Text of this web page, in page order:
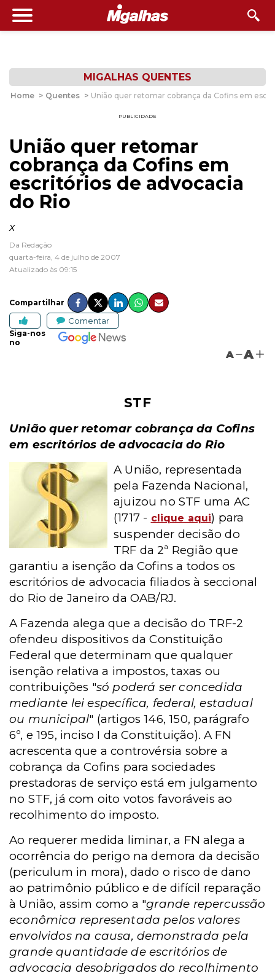
MIGALHAS QUENTES
Home > Quentes > União quer retomar cobrança da Cofins em
PUBLICIDADE
União quer retomar
cobrança da Cofins em
escritórios de advocacia
do Rio
x
Da Redação
quarta-feira, 4 de julho de 2007
Atualizado às 09:15
Compartilhar
Comentar
Siga-nos
no
A A
STF
União quer retomar cobrança da Cofins
em escritórios de advocacia do Rio
A União, representada
pela Fazenda Nacional,
ajuizou no STF uma AC
(1717 - clique aqui) para
suspender decisão do
TRF da 2ª Região que
garantiu a isenção da Cofins a todos os
escritórios de advocacia filiados à seccional
do Rio de Janeiro da OAB/RJ.
A Fazenda alega que a decisão do TRF-2
ofendeu dispositivos da Constituição
Federal que determinam que qualquer
isenção relativa a impostos, taxas ou
contribuições "só poderá ser concedida
mediante lei específica, federal, estadual
ou municipal" (artigos 146, 150, parágrafo
6º, e 195, inciso I da Constituição). A FN
acrescenta que a controvérsia sobre a
cobrança da Cofins para sociedades
prestadoras de serviço está em julgamento
no STF, já com oito votos favoráveis ao
recolhimento do imposto.
Ao requerer medida liminar, a FN alega a
ocorrência do perigo na demora da decisão
(periculum in mora), dado o risco de dano
ao patrimônio público e de difícil reparação
à União, assim como a "grande repercussão
econômica representada pelos valores
envolvidos na causa, demonstrada pela
grande quantidade de escritórios de
advocacia desobrigados do recolhimento